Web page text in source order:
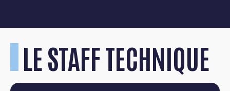
LE STAFF TECHNIQUE